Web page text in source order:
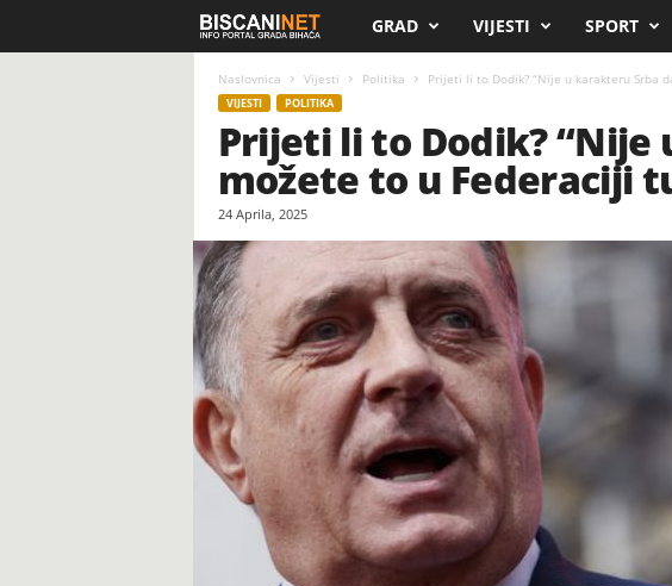
i
s
c
n
i
.
n
t
GRAD VIJESTI SPORT
Naslovnica Vijesti Politika Prijeti li to Dodik? “Nije u karakteru Srba
VIJESTI POLITIKA
Prijeti li to Dodik?
možete to u Federaciji
24 Aprila, 2025